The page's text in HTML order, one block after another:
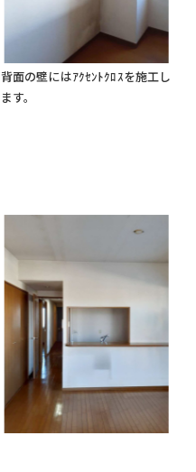
背面の壁にはｱｸｾﾝﾄｸﾛｽを施工し
ます。